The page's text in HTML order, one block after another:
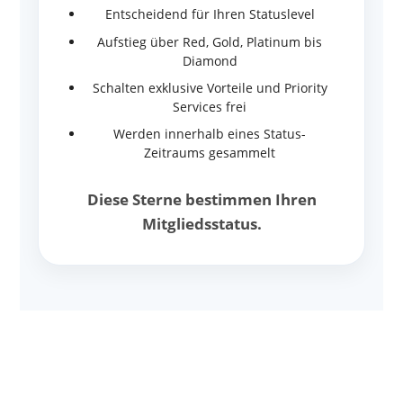
Entscheidend für Ihren Statuslevel
Aufstieg über Red, Gold, Platinum bis
Diamond
Schalten exklusive Vorteile und Priority
Services frei
Werden innerhalb eines Status-
Zeitraums gesammelt
Diese Sterne bestimmen Ihren
Mitgliedsstatus.